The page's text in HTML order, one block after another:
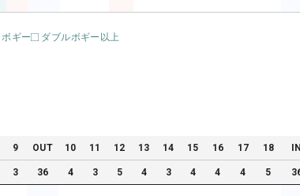
ボギー ダブルボギー以上
9 OUT 10 11 12 13 14 15 16 17 18
3 36 4 3 5 4 3 4 4 4 5